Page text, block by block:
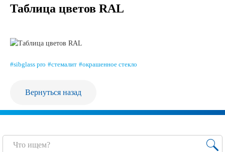
Проекты
Контакты
info@sibglass.ru
Личный кабинет
Таблица цветов RAL
#sibglass pro #стемалит #окрашенное стекло
Вернуться назад